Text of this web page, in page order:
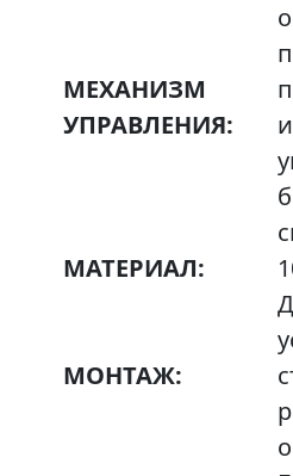
МЕХАНИЗМ
УПРАВЛЕНИЯ:
МАТЕРИАЛ:
МОНТАЖ: